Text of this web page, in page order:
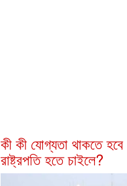
কী কী যোগ্যতা থাকতে হবে
রাষ্ট্রপতি হতে চাইলে?